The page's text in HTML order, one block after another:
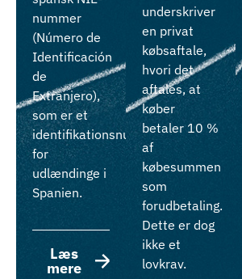
nummer
(Número de
Identificación
de
Extranjero),
som er et
identifikationsnummer
for
udlændinge i
Spanien.
Læs
mere
underskriver
en privat
købsaftale,
hvori det
aftales, at
køber
betaler 10 %
af
købesummen
som
forudbetaling.
Dette er dog
ikke et
lovkrav.